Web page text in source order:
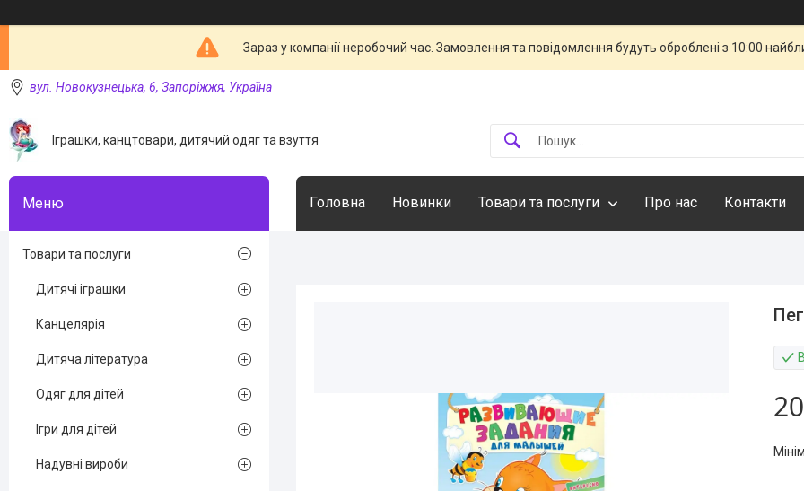
Зараз у компанії неробочий час. Замовлення та повідомлення будуть оброблені з 10:00
вул. Новокузнецька, 6, Запоріжжя, Україна
Іграшки, канцтовари, дитячий одяг та взуття
Головна Новинки Товари та послуги Про нас Контакти
Товари та послуги
Дитячі іграшки
Канцелярія
Дитяча література
Одяг для дітей
Ігри для дітей
Надувні вироби